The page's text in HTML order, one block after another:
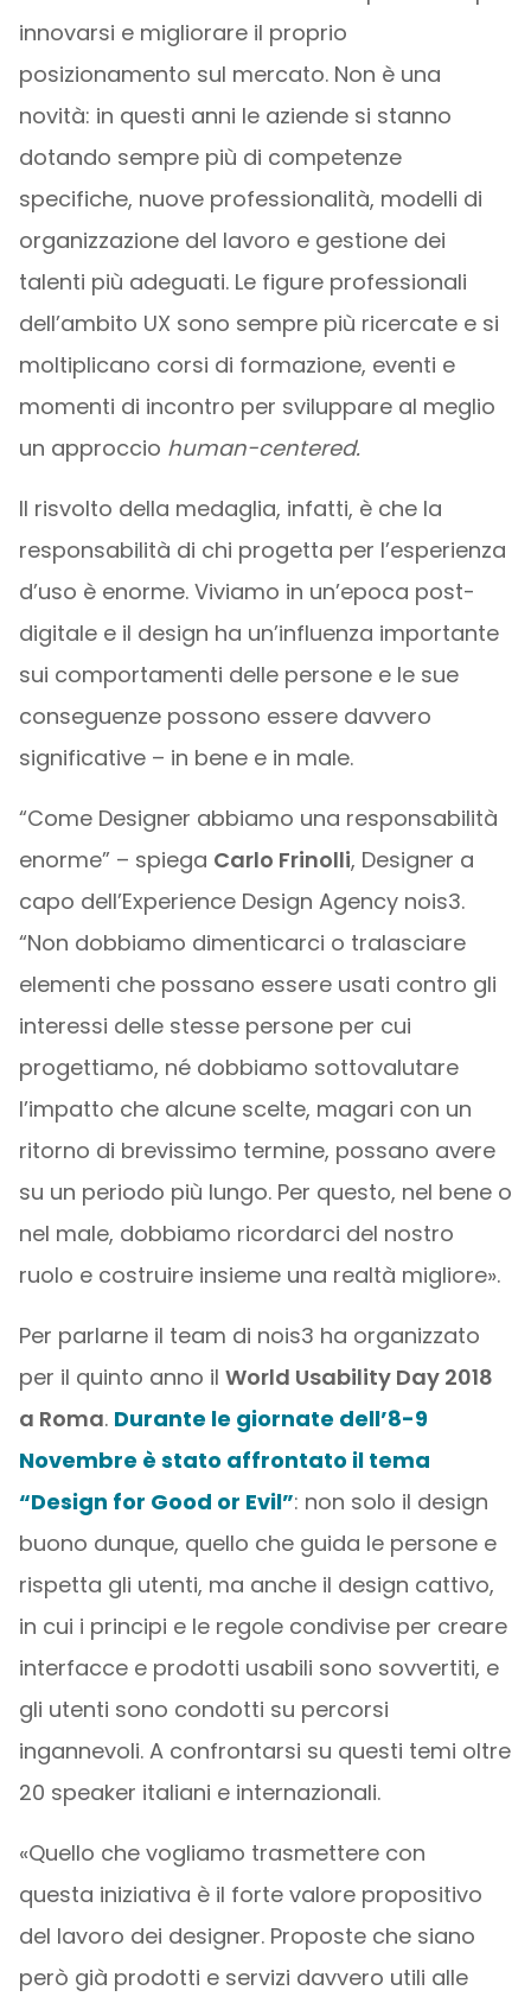
innovarsi e migliorare il proprio
posizionamento sul mercato. Non è una
novità: in questi anni le aziende si stanno
dotando sempre più di competenze
specifiche, nuove professionalità, modelli di
organizzazione del lavoro e gestione dei
talenti più adeguati. Le figure professionali
dell’ambito UX sono sempre più ricercate e si
moltiplicano corsi di formazione, eventi e
momenti di incontro per sviluppare al meglio
un approccio human-centered.
Il risvolto della medaglia, infatti, è che la
responsabilità di chi progetta per l’esperienza
d’uso è enorme. Viviamo in un’epoca post-
digitale e il design ha un’influenza importante
sui comportamenti delle persone e le sue
conseguenze possono essere davvero
significative – in bene e in male.
“Come Designer abbiamo una responsabilità
enorme” – spiega Carlo Frinolli, Designer a
capo dell’Experience Design Agency nois3.
“Non dobbiamo dimenticarci o tralasciare
elementi che possano essere usati contro gli
interessi delle stesse persone per cui
progettiamo, né dobbiamo sottovalutare
l’impatto che alcune scelte, magari con un
ritorno di brevissimo termine, possano avere
su un periodo più lungo. Per questo, nel bene o
nel male, dobbiamo ricordarci del nostro
ruolo e costruire insieme una realtà migliore».
Per parlarne il team di nois3 ha organizzato
per il quinto anno il World Usability Day 2018
a Roma. Durante le giornate dell’8-9
Novembre è stato affrontato il tema
“Design for Good or Evil”: non solo il design
buono dunque, quello che guida le persone e
rispetta gli utenti, ma anche il design cattivo,
in cui i principi e le regole condivise per creare
interfacce e prodotti usabili sono sovvertiti, e
gli utenti sono condotti su percorsi
ingannevoli. A confrontarsi su questi temi oltre
20 speaker italiani e internazionali.
«Quello che vogliamo trasmettere con
questa iniziativa è il forte valore propositivo
del lavoro dei designer. Proposte che siano
però già prodotti e servizi davvero utili alle